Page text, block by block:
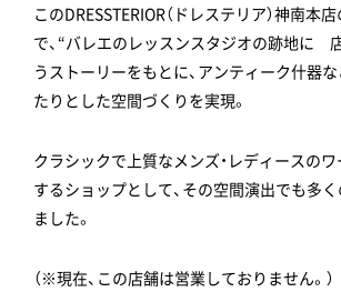
このDRESSTERIOR（ドレステリア）神南本
で、“バレエのレッスンスタジオの跡地に
うストーリーをもとに、アンティーク什器な
たりとした空間づくりを実現。
クラシックで上質なメンズ・レディースの
するショップとして、その空間演出でも多
ました。
（※現在、この店舗は営業しておりません。）